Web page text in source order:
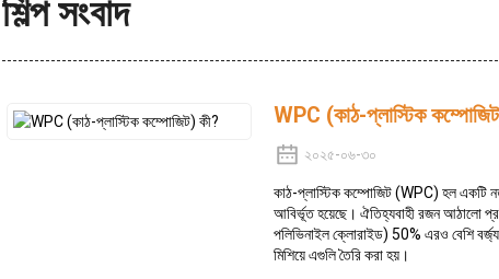
শিল্প সংবাদ
WPC (কাঠ-প্লাস্টিক
২০২৫-০৬-৩০
কাঠ-প্লাস্টিক কম্পোজিট (WPC) হল একটি
আবির্ভূত হয়েছে। ঐতিহ্যবাহী রজন আঠালো
পলিভিনাইল ক্লোরাইড) 50% এরও বেশি
মিশিয়ে এগুলি তৈরি করা হয়।